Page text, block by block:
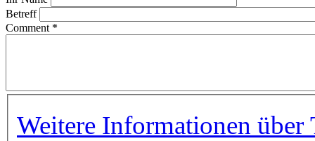
Betreff
Comment *
Weitere Informationen über